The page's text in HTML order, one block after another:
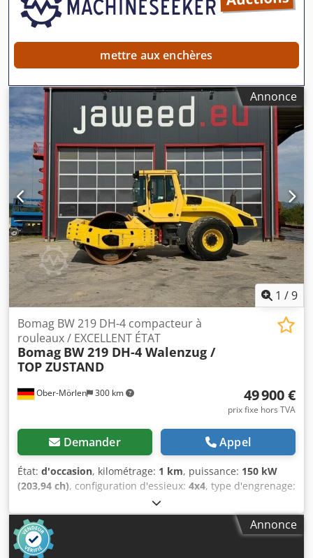
intermédiaire ! Location possible. Dedpszpdhzofx Ai Dock =
Plus d'informations = Pour plus de renseignements,
mettre aux enchères
Annonce
1 /9
Ober-Mörlen 300 km
Bomag BW 219 DH-4 compacteur à
rouleaux / EXCELLENT ÉTAT
Bomag BW 219 DH-4 Walenzug /
TOP ZUSTAND
49 900 €
prix fixe hors TVA
Demander Appel
État: d'occasion, kilométrage: 1 km, puissance: 150 kW
(203,94 ch), configuration d'essieux: 4x4, type d'engrenage:
, Année de construction:
19 200 kg Charge utile : 1 730 kg PTAC : 20 930 kg Pour plus
d’informations, veuillez contacter Emal Jaweed. Rouleau
compresseur, Bomag BW 219 DH-4, année de
Annonce